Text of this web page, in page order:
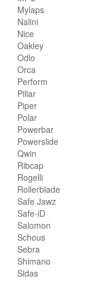
Mylaps
Nalini
Nice
Oakley
Odlo
Orca
Perform
Pillar
Piper
Polar
Powerbar
Powerslide
Qwin
Ribcap
Rogelli
Rollerblade
Safe Jawz
Safe-iD
Salomon
Schous
Sebra
Shimano
Sidas